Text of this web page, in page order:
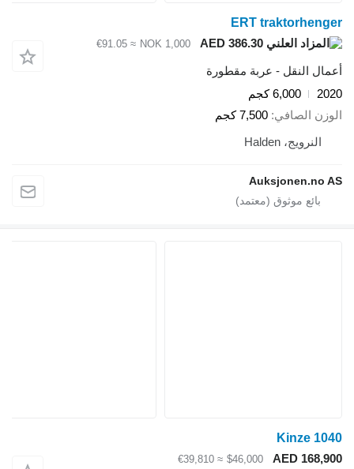
ERT traktorhenger
NOK 1,000
≈ €91.05
أعمال النقل - عربة مقطورة
2020
6,000 كجم
الوزن الصافي 7,500 كجم
النرويج، Halden
Auksjonen.no AS
Kinze 1040
AED 168,900
$46,000
≈ €39,810